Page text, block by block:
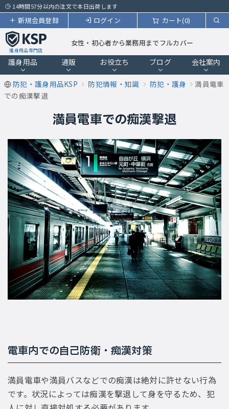
14時間57分以内の注文で本日出荷します
カート(0)
ログイン
新規会員登録
護身用品専門店
女性・初心者から業務用までフルカバー
護身用品 通販 お役立ち ブログ 会社案内
防犯・護身用品KSP 防犯情報・知識 防犯・護身
満員電車
での痴漢撃退
満員電車での痴漢撃退
電車内での自己防衛・痴漢対策
満員電車や満員バスなどでの痴漢は絶対に許せない行為
です。状況によっては痴漢を撃退して身を守るため、犯